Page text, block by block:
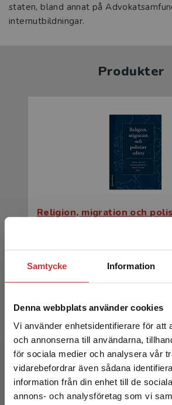
Samtycke Information
Denna webbplats använder cookies
Vi använder enhetsidentifierare för att
och annonserna till användarna,
för sociala medier och analysera vår
vidarebefordrar även sådana
information från din enhet till de
annons- och analysföretag som vi
Begränsad
staten, bland annat på
internutbildningar.
Produkter
Religion, migration och
Exkl. moms: 344 kr
Religion, migration och